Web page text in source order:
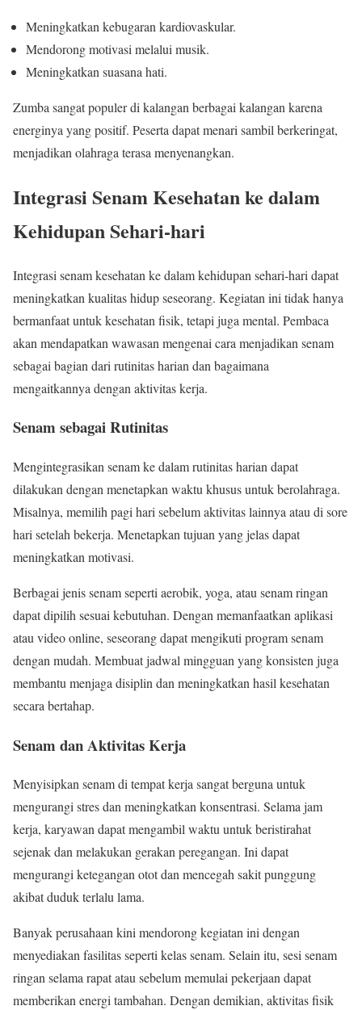
Meningkatkan kebugaran kardiovaskular.
Mendorong motivasi melalui musik.
Meningkatkan suasana hati.
Zumba sangat populer di kalangan berbagai kalangan karena
energinya yang positif. Peserta dapat menari sambil berkeringat,
menjadikan olahraga terasa menyenangkan.
Integrasi Senam Kesehatan ke dalam
Kehidupan Sehari-hari
Integrasi senam kesehatan ke dalam kehidupan sehari-hari dapat
meningkatkan kualitas hidup seseorang. Kegiatan ini tidak hanya
bermanfaat untuk kesehatan fisik, tetapi juga mental. Pembaca
akan mendapatkan wawasan mengenai cara menjadikan senam
sebagai bagian dari rutinitas harian dan bagaimana
mengaitkannya dengan aktivitas kerja.
Senam sebagai Rutinitas
Mengintegrasikan senam ke dalam rutinitas harian dapat
dilakukan dengan menetapkan waktu khusus untuk berolahraga.
Misalnya, memilih pagi hari sebelum aktivitas lainnya atau di sore
hari setelah bekerja. Menetapkan tujuan yang jelas dapat
meningkatkan motivasi.
Berbagai jenis senam seperti aerobik, yoga, atau senam ringan
dapat dipilih sesuai kebutuhan. Dengan memanfaatkan aplikasi
atau video online, seseorang dapat mengikuti program senam
dengan mudah. Membuat jadwal mingguan yang konsisten juga
membantu menjaga disiplin dan meningkatkan hasil kesehatan
secara bertahap.
Senam dan Aktivitas Kerja
Menyisipkan senam di tempat kerja sangat berguna untuk
mengurangi stres dan meningkatkan konsentrasi. Selama jam
kerja, karyawan dapat mengambil waktu untuk beristirahat
sejenak dan melakukan gerakan peregangan. Ini dapat
mengurangi ketegangan otot dan mencegah sakit punggung
akibat duduk terlalu lama.
Banyak perusahaan kini mendorong kegiatan ini dengan
menyediakan fasilitas seperti kelas senam. Selain itu, sesi senam
ringan selama rapat atau sebelum memulai pekerjaan dapat
memberikan energi tambahan. Dengan demikian, aktivitas fisik